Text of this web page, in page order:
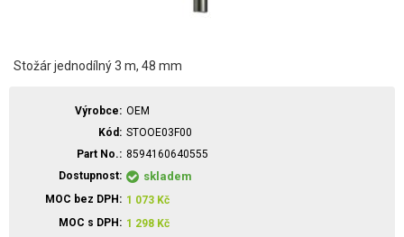
Stožár jednodílný 3 m, 48 mm
Výrobce
OEM
Kód
STOOE03F00
Part No.
8594160640555
Dostupnost
skladem
MOC bez DPH 1 073 Kč
MOC s DPH
1 298 Kč